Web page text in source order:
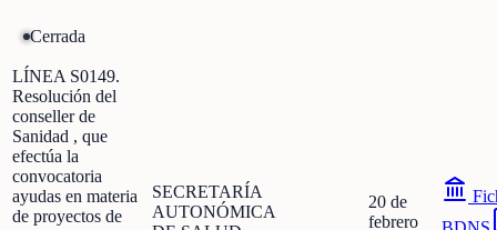
Cerrada
LÍNEA S0149.
Resolución del
conseller de
Sanidad , que
efectúa la
convocatoria
ayudas en materia
de proyectos de
SECRETARÍA
AUTONÓMICA
20 de
febrero